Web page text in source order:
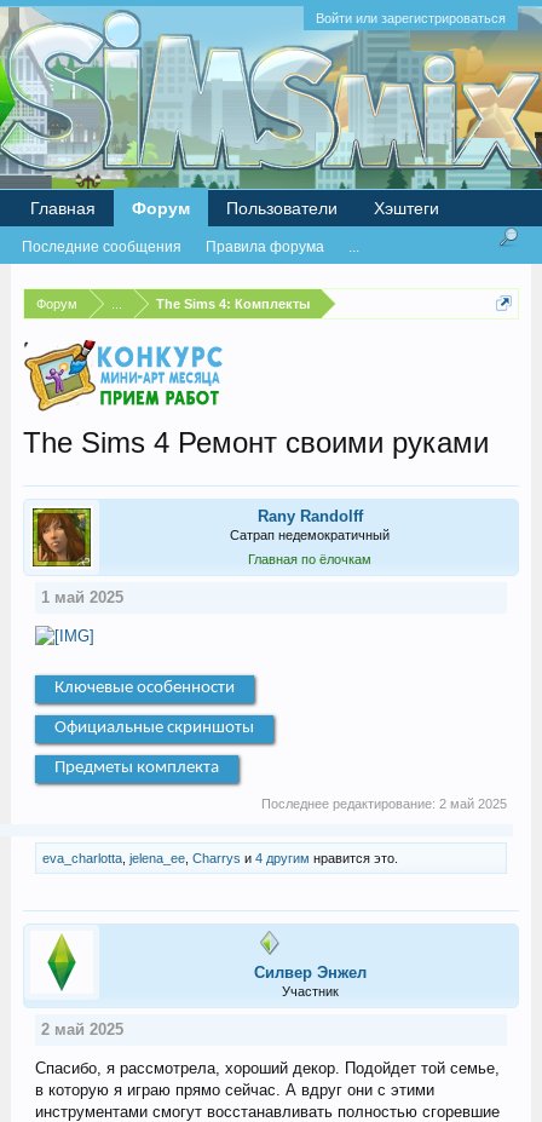
Войти или зарегистрироваться
Форум The Sims 4: Комплекты
The Sims 4 Ремонт своими руками
Rany Randolff
Сатрап недемократичный
Главная по ёлочкам
1 май 2025
Ключевые особенности
Официальные скриншоты
Предметы комплекта
Последнее редактирование:2 май 2025
eva_charlotta, jelena_ee, Charrys и 4 другим нравится это.
Силвер Энжел
Участник
2 май 2025
Спасибо, я рассмотрела, хороший декор. Подойдет той семье,
в которую я играю прямо сейчас. А вдруг они с этими
инструментами смогут восстанавливать полностью сгоревшие
Главная Форум
Последние сообщения Правила форума ...
Пользователи Хэштеги